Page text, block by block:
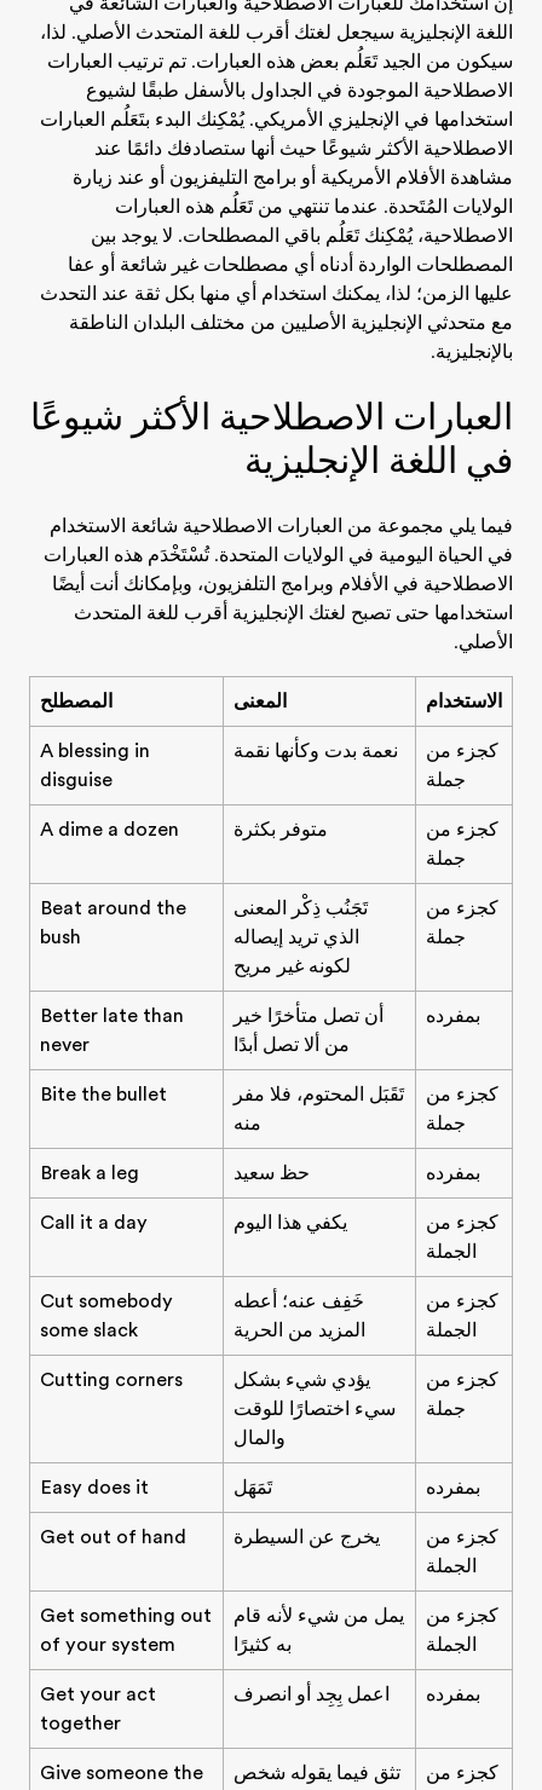
اللغة الإنجليزية سيجعل لغتك أقرب للغة المتحدث الأصلي. لذا،
سيكون من الجيد تَعَلُم بعض هذه العبارات. تم ترتيب العبارات
الاصطلاحية الموجودة في الجداول بالأسفل طبقًا لشيوع
استخدامها في الإنجليزي الأمريكي. يُمْكِنك البدء بتَعَلُم العبارات
الاصطلاحية الأكثر شيوعًا حيث أنها ستصادفك دائمًا عند
مشاهدة الأفلام الأمريكية أو برامج التليفزيون أو عند زيارة
الولايات المُتَحدة. عندما تنتهي من تَعَلُم هذه العبارات
الاصطلاحية، يُمْكِنك تَعَلُم باقي المصطلحات. لا يوجد بين
المصطلحات الواردة أدناه أي مصطلحات غير شائعة أو عفا
عليها الزمن؛ لذا، يمكنك استخدام أي منها بكل ثقة عند التحدث
مع متحدثي الإنجليزية الأصليين من مختلف البلدان الناطقة
بالإنجليزية.
العبارات الاصطلاحية الأكثر شيوعًا
في اللغة الإنجليزية
فيما يلي مجموعة من العبارات الاصطلاحية شائعة الاستخدام
في الحياة اليومية في الولايات المتحدة. تُسْتَخْدَم هذه العبارات
الاصطلاحية في الأفلام وبرامج التلفزيون، وبإمكانك أنت أيضًا
استخدامها حتى تصبح لغتك الإنجليزية أقرب للغة المتحدث
الأصلي.
المصطلح المعنى الاستخدام
A blessing in
disguise
نعمة بدت وكأنها نقمة
كجزء من
جملة
A dime a dozen متوفر بكثرة
كجزء من
جملة
Beat around the
bush
تَجَنُب ذِكْر المعنى
الذي تريد إيصاله
لكونه غير مريح
كجزء من
جملة
Better late than
never
أن تصل متأخرًا خير
من ألا تصل أبدًا
بمفرده
Bite the bullet
تَقَبَل المحتوم، فلا مفر
منه
كجزء من
جملة
Break a leg حظ سعيد بمفرده
Call it a day يكفي هذا اليوم
كجزء من
الجملة
Cut somebody
some slack
خَفِف عنه؛ أعطه
المزيد من الحرية
كجزء من
الجملة
Cutting corners
يؤدي شيء بشكل
سيء اختصارًا للوقت
والمال
كجزء من
جملة
Easy does it تَمَهَل بمفرده
Get out of hand يخرج عن السيطرة
كجزء من
الجملة
Get something out
of your system
يمل من شيء لأنه قام
به كثيرًا
كجزء من
الجملة
Get your act
together
اعمل بِجِد أو انصرف بمفرده
Give someone the
تثق فيما يقوله شخص
كجزء من